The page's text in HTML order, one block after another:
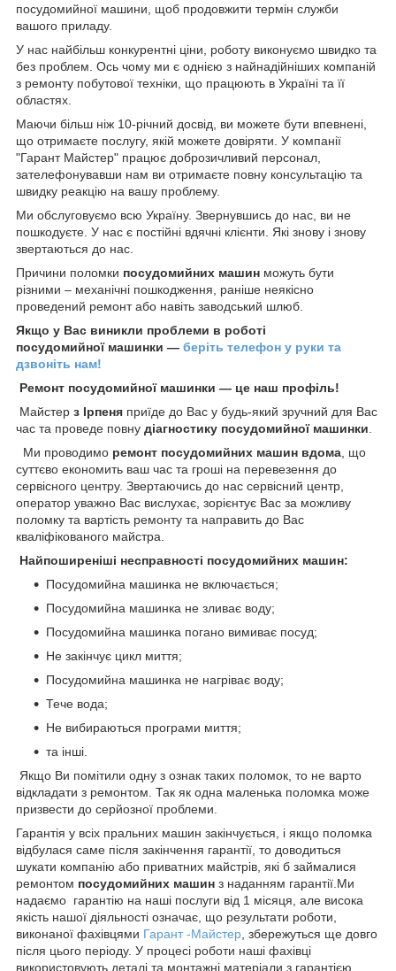
посудомийної машини, щоб продовжити термін служби
вашого приладу.
У нас найбільш конкурентні ціни, роботу виконуємо швидко та
без проблем. Ось чому ми є однією з найнадійніших компаній
з ремонту побутової техніки, що працюють в Україні та її
областях.
Маючи більш ніж 10-річний досвід, ви можете бути впевнені,
що отримаєте послугу, якій можете довіряти. У компанії
"Гарант Майстер" працює доброзичливий персонал,
зателефонувавши нам ви отримаєте повну консультацію та
швидку реакцію на вашу проблему.
Ми обслуговуємо всю Україну. Звернувшись до нас, ви не
пошкодуєте. У нас є постійні вдячні клієнти. Які знову і знову
звертаються до нас.
Причини поломки посудомийних машин можуть бути
різними – механічні пошкодження, раніше неякісно
проведений ремонт або навіть заводський шлюб.
Якщо у Вас виникли проблеми в роботі
посудомийної машинки ― беріть телефон у руки та
дзвоніть нам!
Ремонт посудомийної машинки ― це наш профіль!
Майстер з Ірпеня приїде до Вас у будь-який зручний для Вас
час та проведе повну діагностику посудомийної машинки
Ми проводимо ремонт посудомийних машин вдома , що
суттєво економить ваш час та гроші на перевезення до
сервісного центру. Звертаючись до нас сервісний центр,
оператор уважно Вас вислухає, зорієнтує Вас за можливу
поломку та вартість ремонту та направить до Вас
кваліфікованого майстра.
Найпоширеніші несправності посудомийних машин:
Посудомийна машинка не включається;
Посудомийна машинка не зливає воду;
Посудомийна машинка погано вимиває посуд;
Не закінчує цикл миття;
Посудомийна машинка не нагріває воду;
Тече вода;
Не вибираються програми миття;
та інші.
Якщо Ви помітили одну з ознак таких поломок, то не варто
відкладати з ремонтом. Так як одна маленька поломка може
призвести до серйозної проблеми.
Гарантія у всіх пральних машин закінчується, і якщо поломка
відбулася саме після закінчення гарантії, то доводиться
шукати компанію або приватних майстрів, які б займалися
ремонтом посудомийних машин з наданням гарантії.Ми
надаємо гарантію на наші послуги від 1 місяця, але висока
якість нашої діяльності означає, що результати роботи,
виконаної фахівцями Гарант -Майстер , збережуться ще довго
після цього періоду. У процесі роботи наші фахівці
використовують деталі та монтажні матеріали з гарантією